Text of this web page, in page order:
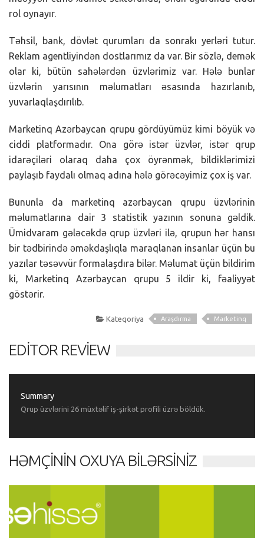
rol oynayır.
Təhsil, bank, dövlət qurumları da sonrakı yerləri tutur.
Reklam agentliyindən dostlarımız da var. Bir sözlə, demək
olar ki, bütün sahələrdən üzvlərimiz var. Hələ bunlar
üzvlərin yarısının məlumatları əsasında hazırlanıb,
yuvarlaqlaşdırılıb.
Marketinq Azərbaycan qrupu gördüyümüz kimi böyük və
ciddi platformadır. Ona görə istər üzvlər, istər qrup
idarəçiləri olaraq daha çox öyrənmək, bildiklərimizi
paylaşıb faydalı olmaq adına hələ görəcəyimiz çox iş var.
Bununla da marketinq azərbaycan qrupu üzvlərinin
məlumatlarına dair 3 statistik yazının sonuna gəldik.
Ümidvaram gələcəkdə qrup üzvləri ilə, qrupun hər hansı
bir tədbirində əməkdaşlıqla maraqlanan insanlar üçün bu
yazılar təsəvvür formalaşdıra bilər. Məlumat üçün bildirim
ki, Marketinq Azərbaycan qrupu 5 ildir ki, fəaliyyət
göstərir.
Kateqoriya Araşdırma Marketinq
EDITOR REVIEW
Summary
Qrup üzvlərini 26 müxtəlif iş-şirkət profili üzrə böldük.
HƏMÇININ OXUYA BILƏRSINIZ